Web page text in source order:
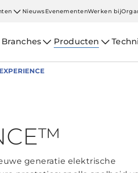
NieuwsEvenementenWerken bij
Branches Producten
generatie elektrische